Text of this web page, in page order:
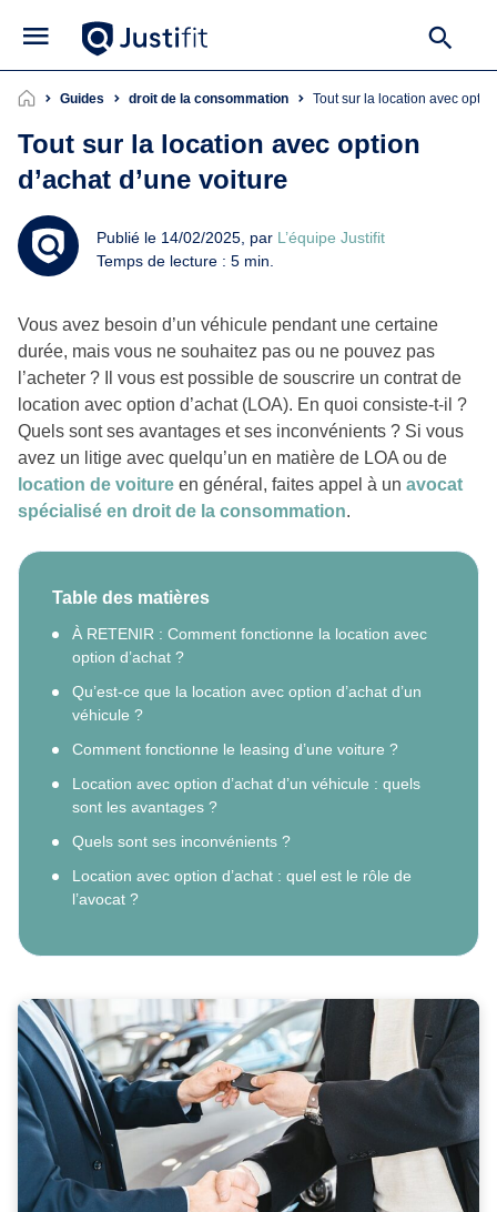
Guides droit de la consommation Tout sur la location avec
Tout sur la location avec option
d’achat d’une voiture
Publié le 14/02/2025, par L’équipe Justifit
Temps de lecture : 5 min.
Vous avez besoin d’un véhicule pendant une certaine
durée, mais vous ne souhaitez pas ou ne pouvez pas
l’acheter ? Il vous est possible de souscrire un contrat de
location avec option d’achat (LOA). En quoi consiste-t-il ?
Quels sont ses avantages et ses inconvénients ? Si vous
avez un litige avec quelqu’un en matière de LOA ou de
location de voiture en général, faites appel à un avocat
spécialisé en droit de la consommation.
Table des matières
À RETENIR : Comment fonctionne la location avec
option d’achat ?
Qu’est-ce que la location avec option d’achat d’un
véhicule ?
Comment fonctionne le leasing d’une voiture ?
Location avec option d’achat d’un véhicule : quels
sont les avantages ?
Quels sont ses inconvénients ?
Location avec option d’achat : quel est le rôle de
l’avocat ?